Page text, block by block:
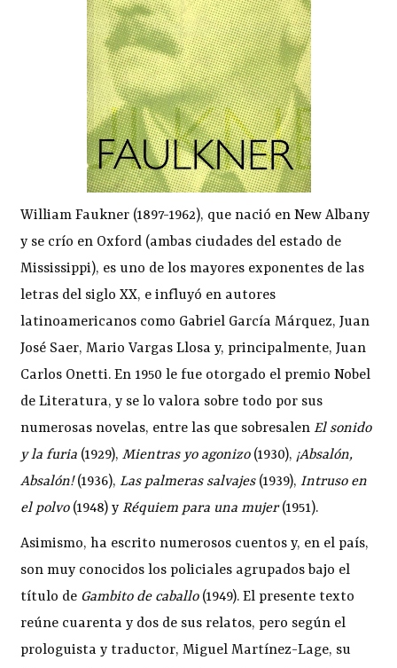
William Faukner (1897-1962), que nació en New Albany
y se crío en Oxford (ambas ciudades del estado de
Mississippi), es uno de los mayores exponentes de las
letras del siglo XX, e influyó en autores
latinoamericanos como Gabriel García Márquez, Juan
José Saer, Mario Vargas Llosa y, principalmente, Juan
Carlos Onetti. En 1950 le fue otorgado el premio Nobel
de Literatura, y se lo valora sobre todo por sus
numerosas novelas, entre las que sobresalenEl sonido
y la furia (1929),Mientras yo agonizo(1930), ¡Absalón,
Absalón!(1936),Las palmeras salvajes(1939),Intruso en
el polvo(1948) yRéquiem para una mujer(1951).
Asimismo, ha escrito numerosos cuentos y, en el país,
son muy conocidos los policiales agrupados bajo el
título de Gambito de caballo(1949). El presente texto
reúne cuarenta y dos de sus relatos, pero según el
prologuista y traductor, Miguel Martínez-Lage, su